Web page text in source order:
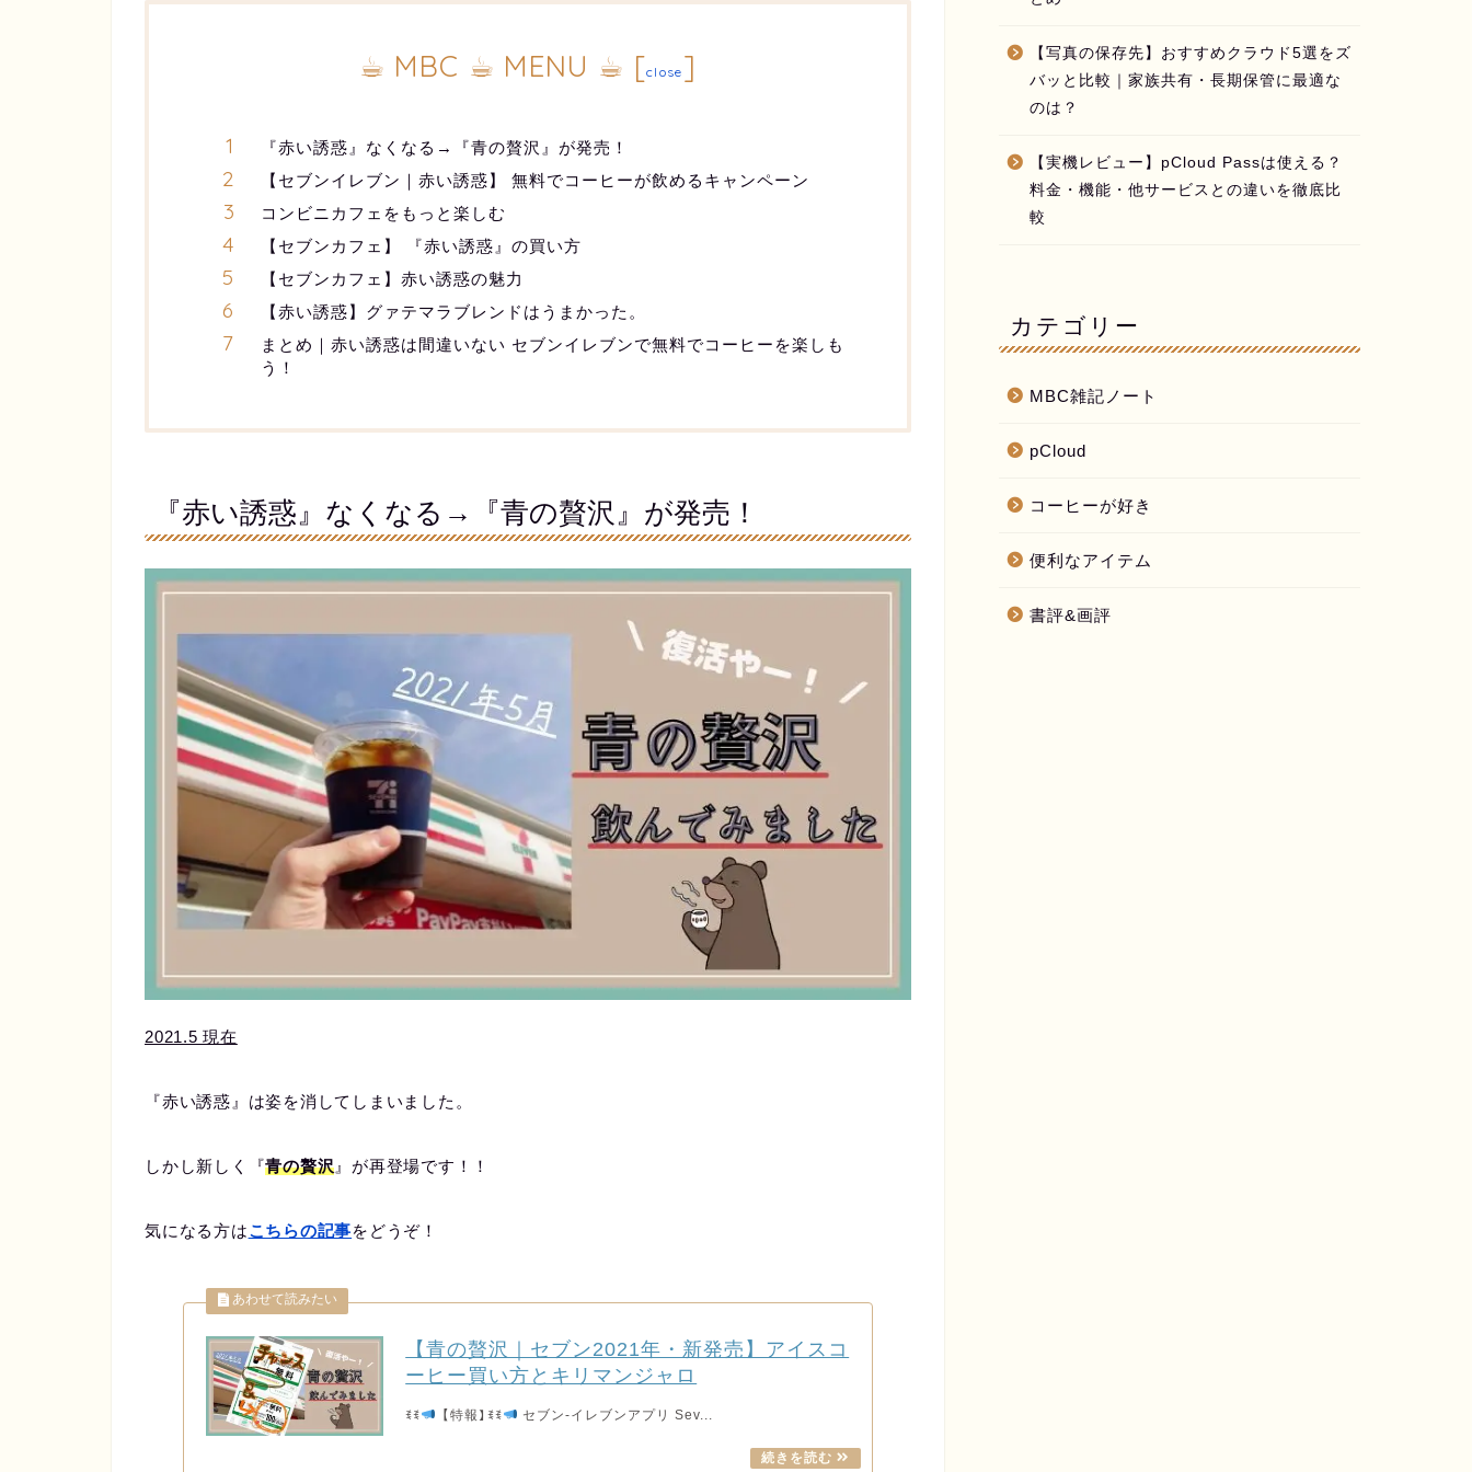
☕︎ MBC ☕︎ MENU ☕︎ [close ]
『赤い誘惑』なくなる→『青の贅沢』が発売！
【セブンイレブン｜赤い誘惑】 無料でコーヒーが飲めるキャンペーン
コンビニカフェをもっと楽しむ
【セブンカフェ】 『赤い誘惑』の買い方
【セブンカフェ】赤い誘惑の魅力
【赤い誘惑】グァテマラブレンドはうまかった。
まとめ｜赤い誘惑は間違いない セブンイレブンで無料でコーヒーを楽しも
う！
『赤い誘惑』なくなる→『青の贅沢』が発売！
2021.5 現在
『赤い誘惑』は姿を消してしまいました。
しかし新しく『青の贅沢 』が再登場です！！
気になる方はこちらの記事をどうぞ！
【青の贅沢｜セブン2021年・新発売】アイスコ
ーヒー買い方とキリマンジャロ
ꉂꉂ 【特報】ꉂꉂ セブン‐イレブンアプリ Sev...
【写真の保存先】おすすめクラウド5選をズ
バッと比較｜家族共有・長期保管に最適な
のは？
【実機レビュー】pCloud Passは使える？
料金・機能・他サービスとの違いを徹底比
較
カテゴリー
MBC雑記ノート
pCloud
コーヒーが好き
便利なアイテム
書評&画評